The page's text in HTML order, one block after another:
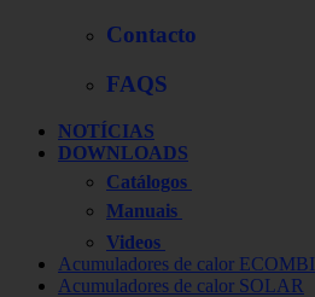
Contacto
FAQS
NOTÍCIAS
DOWNLOADS
Catálogos
Manuais
Videos
Acumuladores de calor ECOMBI
Acumuladores de calor SOLAR